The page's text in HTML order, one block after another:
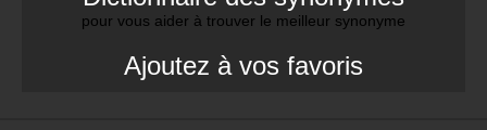
pour vous aider à trouver le meilleur synonyme
Ajoutez à vos favoris